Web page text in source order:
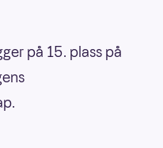
på 15. plass på